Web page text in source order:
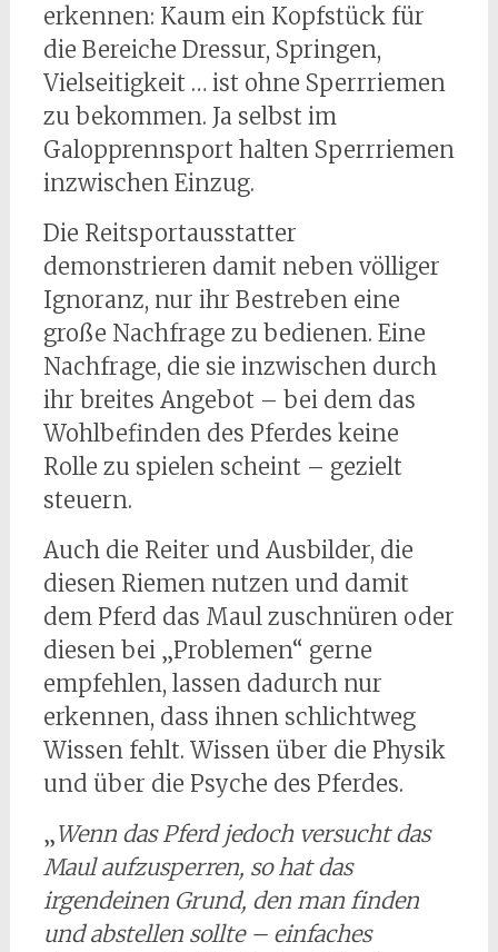
erkennen: Kaum ein Kopfstück für
die Bereiche Dressur, Springen,
Vielseitigkeit … ist ohne Sperrriemen
zu bekommen. Ja selbst im
Galopprennsport halten Sperrriemen
inzwischen Einzug.
Die Reitsportausstatter
demonstrieren damit neben völliger
Ignoranz, nur ihr Bestreben eine
große Nachfrage zu bedienen. Eine
Nachfrage, die sie inzwischen durch
ihr breites Angebot – bei dem das
Wohlbefinden des Pferdes keine
Rolle zu spielen scheint – gezielt
steuern.
Auch die Reiter und Ausbilder, die
diesen Riemen nutzen und damit
dem Pferd das Maul zuschnüren oder
diesen bei „Problemen“ gerne
empfehlen, lassen dadurch nur
erkennen, dass ihnen schlichtweg
Wissen fehlt. Wissen über die Physik
und über die Psyche des Pferdes.
„Wenn das Pferd jedoch versucht das
Maul aufzusperren, so hat das
irgendeinen Grund, den man finden
und abstellen sollte – einfaches